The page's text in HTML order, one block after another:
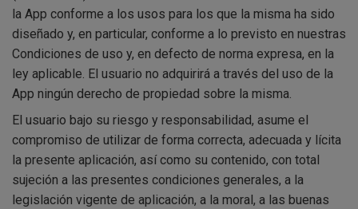
la App conforme a los usos para los que la misma ha sido
diseñado y, en particular, conforme a lo previsto en nuestras
Condiciones de uso y, en defecto de norma expresa, en la
ley aplicable. El usuario no adquirirá a través del uso de la
App ningún derecho de propiedad sobre la misma.
El usuario bajo su riesgo y responsabilidad, asume el
compromiso de utilizar de forma correcta, adecuada y lícita
la presente aplicación, así como su contenido, con total
sujeción a las presentes condiciones generales, a la
legislación vigente de aplicación, a la moral, a las buenas